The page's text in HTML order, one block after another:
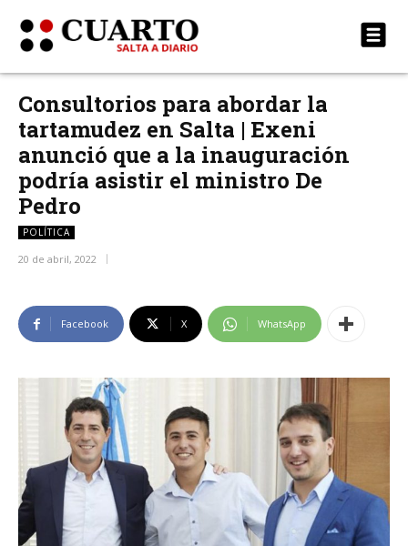
Consultorios para abordar la
tartamudez en Salta | Exeni
anunció que a la inauguración
podría asistir el ministro De
Pedro
POLÍTICA
20 de abril, 2022
Facebook X WhatsApp